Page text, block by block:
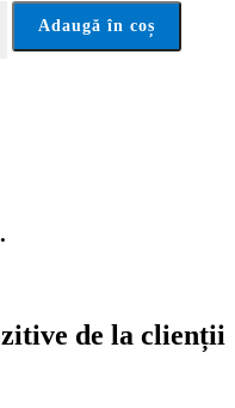
Adaugă în coș
de la clienții